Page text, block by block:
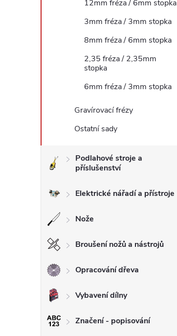
12mm fréza / 6mm stopka
3mm fréza / 3mm stopka
8mm fréza / 6mm stopka
2,35 fréza / 2,35mm
stopka
6mm fréza / 3mm stopka
Gravírovací frézy
Ostatní sady
Podlahové stroje a
příslušenství
Elektrické nářadí a přístroje
Nože
Broušení nožů a nástrojů
Opracování dřeva
Vybavení dílny
Značení - popisování